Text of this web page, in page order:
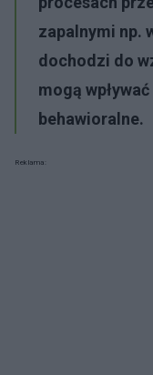
zapalnymi np.
dochodzi do
mogą
behawioralne.
Reklama: